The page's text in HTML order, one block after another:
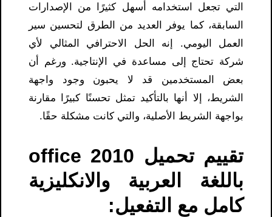
التي تجعل استخدامه أسهل كثيرًا من الإصدارات
السابقة، كما يوفر العديد من الطرق لتحسين سير
العمل اليومي. إنه الحل الاحترافي المثالي لأي
شركة تحتاج إلى مساعدة في الإنتاجية. ورغم أن
بعض المستخدمين قد لا يحبون وجود واجهة
الشريط، إلا أنها بالتأكيد تمثل تحسنًا كبيرًا مقارنة
بواجهة الشريط الأصلية، والتي كانت مشكلة حقًا.
تقييم تحميل office 2010
باللغة العربية والانكليزية
كامل مع التفعيل: